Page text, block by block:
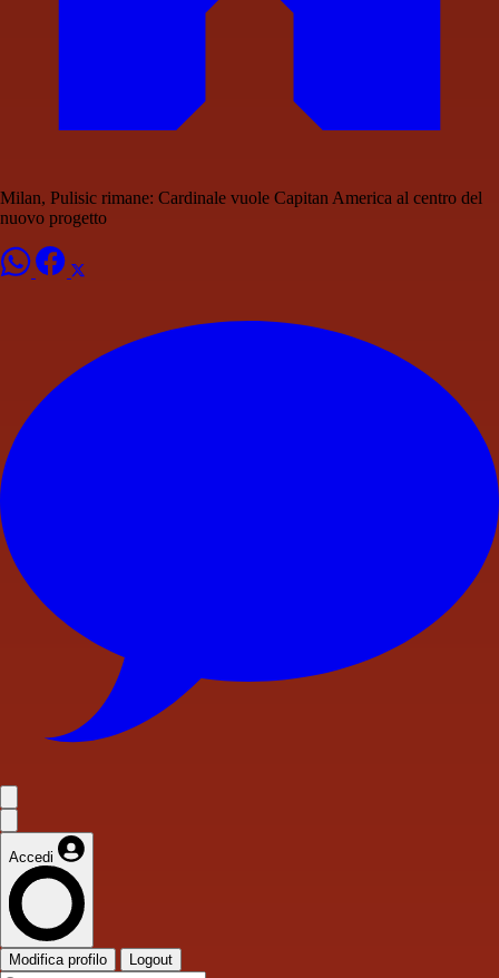
Milan, Pulisic rimane: Cardinale vuole Capitan America al centro del
nuovo progetto
Accedi
Modifica profilo Logout